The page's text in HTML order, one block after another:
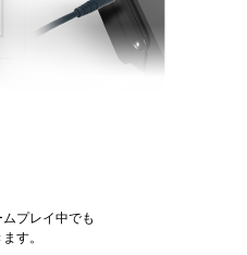
プレイ中でも
す。